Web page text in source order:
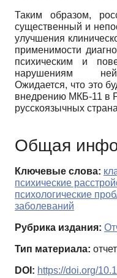
Таким образом,
существенный и
улучшения
применимости
психическим и
нарушениям
Ожидается, что это
внедрению МКБ-11 в
русскоязычных
Общая
Ключевые слова:
психические
психологические
заболеваний
Рубрика издания:
Тип материала:
DOI: https://doi.org/